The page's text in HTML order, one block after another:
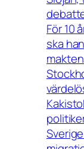
För 10
ska